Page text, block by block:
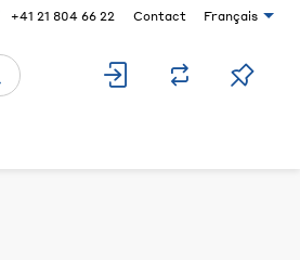
+41 21 804 66 22 Contact Français